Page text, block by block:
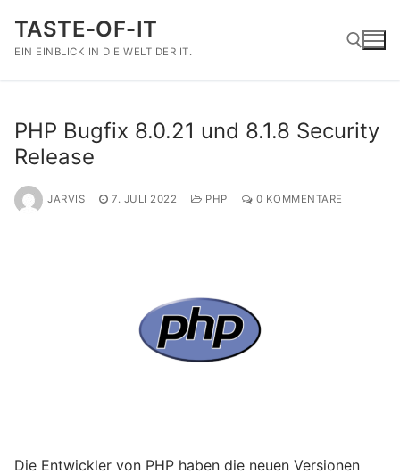
Inhalt
springen
TASTE-OF-IT
EIN EINBLICK IN DIE WELT DER IT.
PHP Bugfix 8.0.21 und 8.1.8 Security
Release
JARVIS 7. JULI 2022 PHP 0 KOMMENTARE
Die Entwickler von PHP haben die neuen Versionen